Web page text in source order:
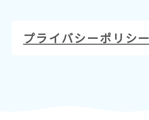
プライバシーポリシー